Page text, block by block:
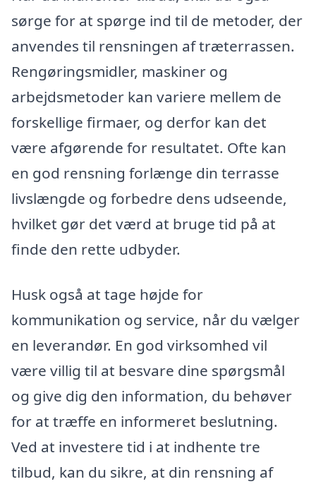
sørge for at spørge ind til de metoder, der
anvendes til rensningen af træterrassen.
Rengøringsmidler, maskiner og
arbejdsmetoder kan variere mellem de
forskellige firmaer, og derfor kan det
være afgørende for resultatet. Ofte kan
en god rensning forlænge din terrasse
livslængde og forbedre dens udseende,
hvilket gør det værd at bruge tid på at
finde den rette udbyder.
Husk også at tage højde for
kommunikation og service, når du vælger
en leverandør. En god virksomhed vil
være villig til at besvare dine spørgsmål
og give dig den information, du behøver
for at træffe en informeret beslutning.
Ved at investere tid i at indhente tre
tilbud, kan du sikre, at din rensning af